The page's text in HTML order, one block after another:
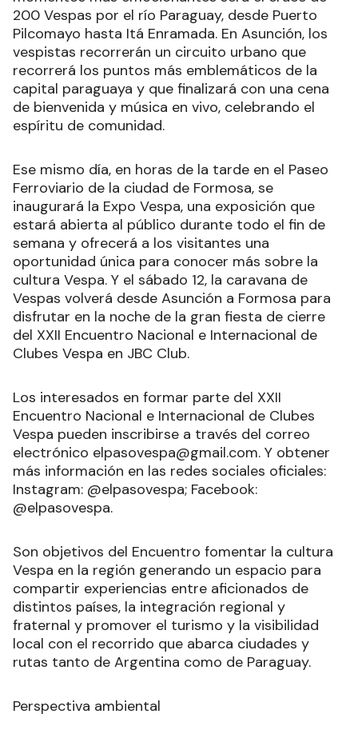
200 Vespas por el río Paraguay, desde Puerto
Pilcomayo hasta Itá Enramada. En Asunción, los
vespistas recorrerán un circuito urbano que
recorrerá los puntos más emblemáticos de la
capital paraguaya y que finalizará con una cena
de bienvenida y música en vivo, celebrando el
espíritu de comunidad.
Ese mismo día, en horas de la tarde en el Paseo
Ferroviario de la ciudad de Formosa, se
inaugurará la Expo Vespa, una exposición que
estará abierta al público durante todo el fin de
semana y ofrecerá a los visitantes una
oportunidad única para conocer más sobre la
cultura Vespa. Y el sábado 12, la caravana de
Vespas volverá desde Asunción a Formosa para
disfrutar en la noche de la gran fiesta de cierre
del XXII Encuentro Nacional e Internacional de
Clubes Vespa en JBC Club.
Los interesados en formar parte del XXII
Encuentro Nacional e Internacional de Clubes
Vespa pueden inscribirse a través del correo
electrónico elpasovespa@gmail.com. Y obtener
más información en las redes sociales oficiales:
Instagram: @elpasovespa; Facebook:
@elpasovespa.
Son objetivos del Encuentro fomentar la cultura
Vespa en la región generando un espacio para
compartir experiencias entre aficionados de
distintos países, la integración regional y
fraternal y promover el turismo y la visibilidad
local con el recorrido que abarca ciudades y
rutas tanto de Argentina como de Paraguay.
Perspectiva ambiental